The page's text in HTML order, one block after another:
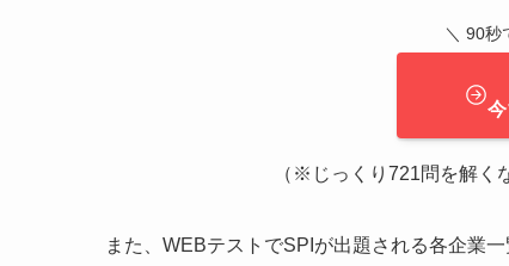
＼ 90秒
（※じっくり721問を解く
また、WEBテストでSPIが出題される各企業